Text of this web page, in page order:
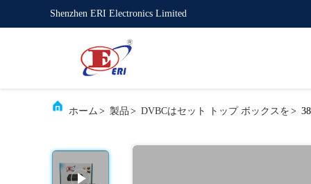
Shenzhen ERI Electronics Limited
ホーム > 製品 > DVBCはセット トップ ボックスを >